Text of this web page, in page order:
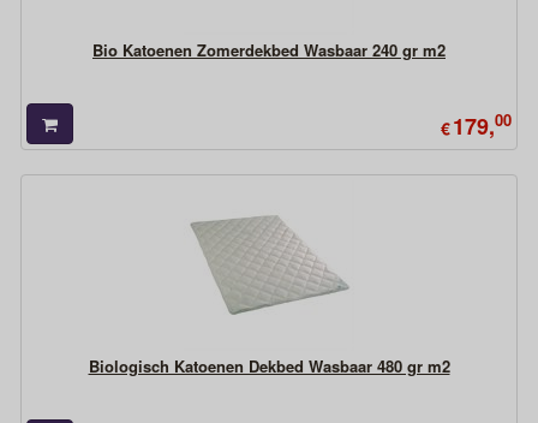
Bio Katoenen Zomerdekbed Wasbaar 240 gr m2
€179,00
Biologisch Katoenen Dekbed Wasbaar 480 gr m2